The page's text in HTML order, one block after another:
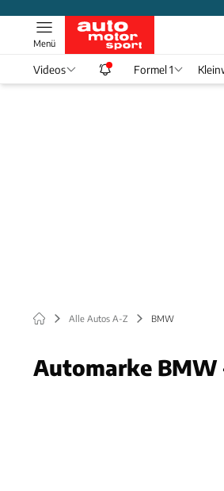
Menü
Videos Formel 1
Alle Autos A-Z BMW
Automarke BMW